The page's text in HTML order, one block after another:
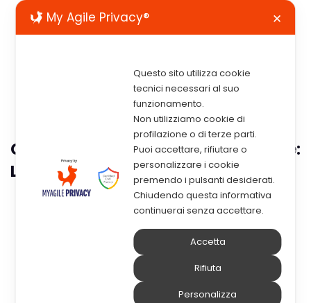
Certificazione Per La Parità Di Genere:
La Conferma Di Un Impegno Per ELMI
ELMI è sempre stata sensibile al tema della parità di genere e lo scorso 25
certificazione UNI/PdR 125:2022
My Agile Privacy® ✕
Questo sito utilizza cookie
tecnici necessari al suo
funzionamento.
Non utilizziamo cookie di
profilazione o di terze parti.
Puoi accettare, rifiutare o
personalizzare i cookie
premendo i pulsanti desiderati.
Chiudendo questa informativa
continuerai senza accettare.
Accetta
Rifiuta
Personalizza